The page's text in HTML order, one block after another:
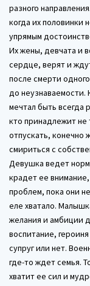
разного
когда их половинки
упрямым
Их жены, девчата и
сердце, верят и
после смерти
до неузнаваемости.
мечтал быть всегда
кто принадлежит не
отпускать, конечно
смириться с
Девушка ведет
крадет ее
проблем, пока они
еле хватало.
желания и амбиции
воспитание,
супруг или нет.
где-то ждет семья.
хватит ее сил и